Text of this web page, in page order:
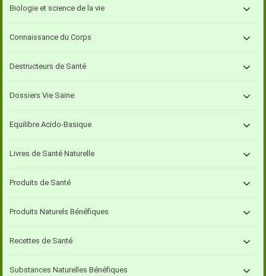
Biologie et science de la vie
Connaissance du Corps
Destructeurs de Santé
Dossiers Vie Saine
Equilibre Acido-Basique
Livres de Santé Naturelle
Produits de Santé
Produits Naturels Bénéfiques
Recettes de Santé
Substances Naturelles Bénéfiques